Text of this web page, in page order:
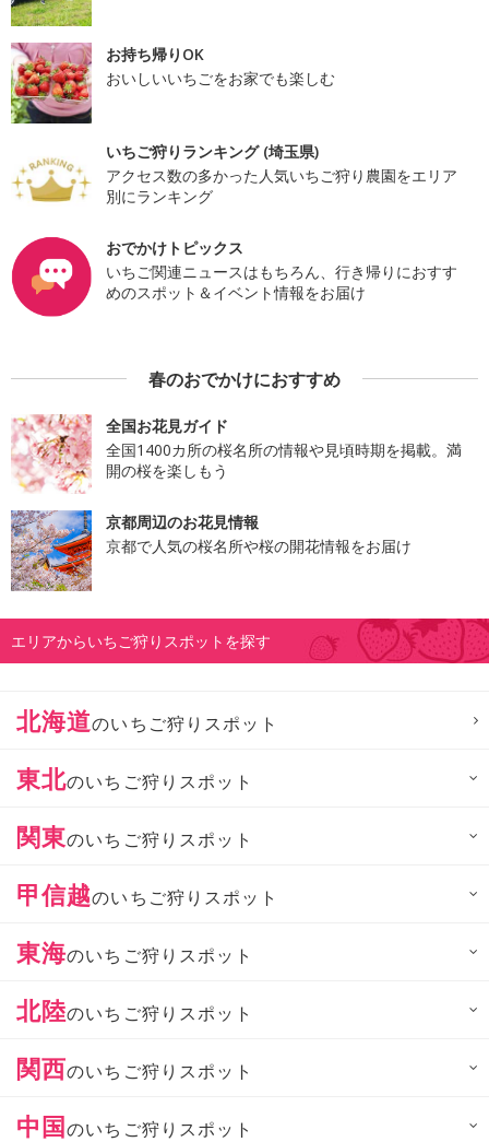
お持ち帰りOK
おいしいいちごをお家でも楽しむ
いちご狩りランキング (埼玉県)
アクセス数の多かった人気いちご狩り農園をエリア
別にランキング
おでかけトピックス
いちご関連ニュースはもちろん、行き帰りにおすす
めのスポット＆イベント情報をお届け
春のおでかけにおすすめ
全国お花見ガイド
全国1400カ所の桜名所の情報や見頃時期を掲載。満
開の桜を楽しもう
京都周辺のお花見情報
京都で人気の桜名所や桜の開花情報をお届け
エリアからいちご狩りスポットを探す
北海道のいちご狩りスポット
東北のいちご狩りスポット
関東のいちご狩りスポット
甲信越のいちご狩りスポット
東海のいちご狩りスポット
北陸のいちご狩りスポット
関西のいちご狩りスポット
中国のいちご狩りスポット